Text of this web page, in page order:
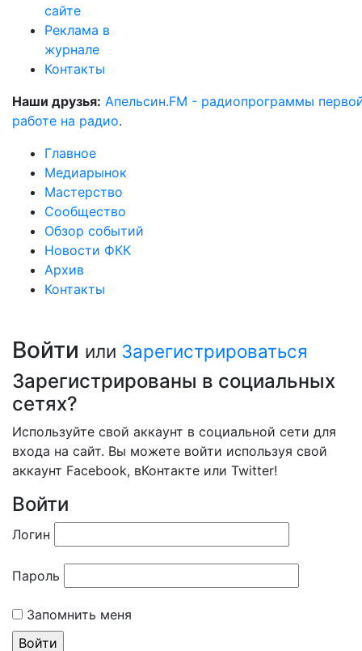
сайте
Реклама в
журнале
Контакты
Наши друзья: Апельсин.FM - радиопрограммы
работе на радио.
Главное
Медиарынок
Мастерство
Сообщество
Обзор событий
Новости ФКК
Архив
Контакты
Войти или Зарегистрироваться
Зарегистрированы в социальных
сетях?
Используйте свой аккаунт в социальной сети для
входа на сайт. Вы можете войти используя свой
аккаунт Facebook, вКонтакте или Twitter!
Войти
Логин
Пароль
Запомнить меня